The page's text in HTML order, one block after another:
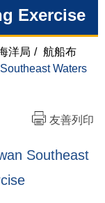
Exercise
洋局 / 航船布
Waters
友善列印
Southeast